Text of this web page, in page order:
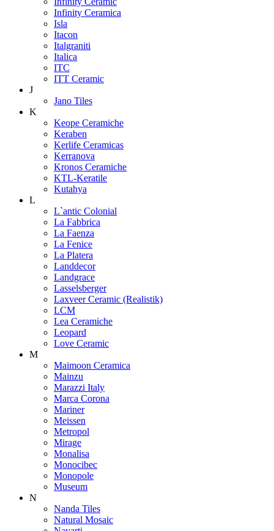
Infinity Ceramica
Isla
Itacon
Italgraniti
Italica
ITC
ITT Ceramic
J
Jano Tiles
K
Keope Ceramiche
Keraben
Kerlife Ceramicas
Kerranova
Kronos Ceramiche
KTL-Keratile
Kutahya
L
L`antic Colonial
La Fabbrica
La Faenza
La Fenice
La Platera
Landdecor
Landgrace
Lasselsberger
Laxveer Ceramic (Realistik)
LCM
Lea Ceramiche
Leopard
Love Ceramic
M
Maimoon Ceramica
Mainzu
Marazzi Italy
Marca Corona
Mariner
Meissen
Metropol
Mirage
Monalisa
Monocibec
Monopole
Museum
N
Nanda Tiles
Natural Mosaic